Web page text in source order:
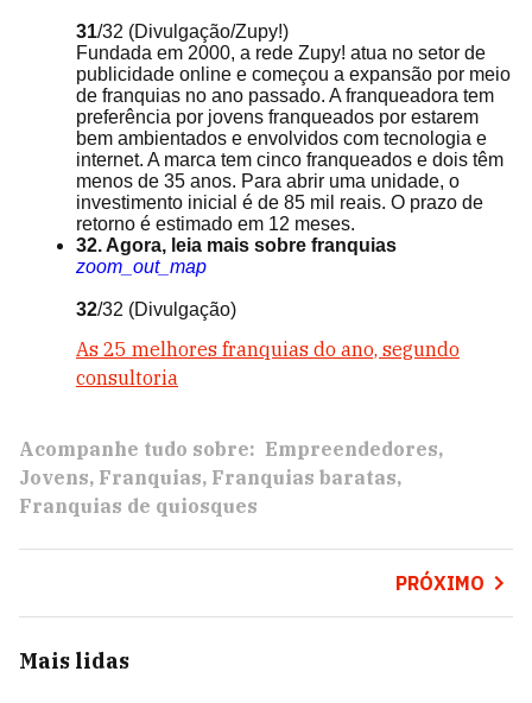
31/32 (Divulgação/Zupy!)
Fundada em 2000, a rede Zupy! atua no setor de
publicidade online e começou a expansão por meio
de franquias no ano passado. A franqueadora tem
preferência por jovens franqueados por estarem
bem ambientados e envolvidos com tecnologia e
internet. A marca tem cinco franqueados e dois têm
menos de 35 anos. Para abrir uma unidade, o
investimento inicial é de 85 mil reais. O prazo de
retorno é estimado em 12 meses.
32. Agora, leia mais sobre franquias
zoom_out_map
32/32 (Divulgação)
As 25 melhores franquias do ano, segundo
consultoria
Acompanhe tudo sobre: Empreendedores
Jovens Franquias Franquias baratas
Franquias de quiosques
PRÓXIMO
Mais lidas